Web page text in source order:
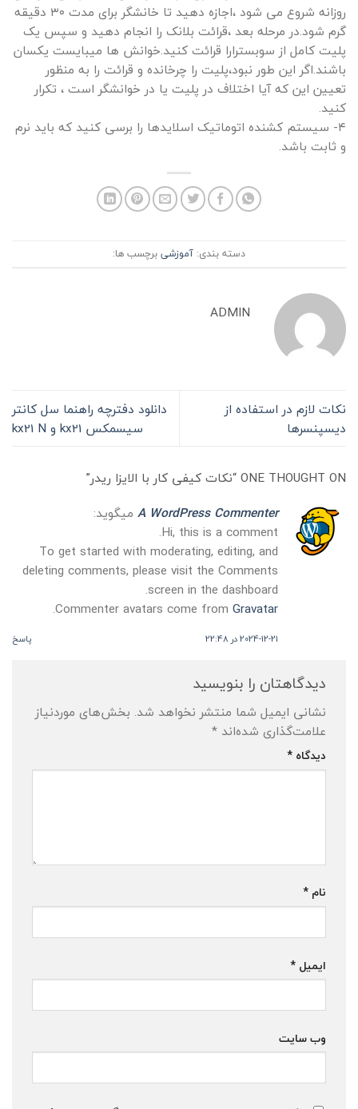
روزانه شروع می شود ،اجازه دهید تا خانشگر برای مدت ٣٠ دقیقه
گرم شود.در مرحله بعد ،قرائت بلانک را انجام دهید و سپس یک
پلیت کامل از سوبسترارا قرائت کنید.خوانش ها میبایست یکسان
باشند.اگر این طور نبود،پلیت را چرخانده و قرائت را به منظور
تعیین این که آیا اختلاف در پلیت یا در خوانشگر است ، تکرار
کنید.
۴- سیستم کشنده اتوماتیک اسلایدها را برسی کنید که باید نرم
و ثابت باشد.
دسته بندی: آموزشیبرچسب ها:
ADMIN
نکات لازم در استفاده از
دیسپنسرها
دانلود دفترچه راهنما سل کانتر
سیسمکس kx21 و kx21 N
ONE THOUGHT ON “ نکات کیفی کار با الایزا ریدر”
A WordPress Commenter میگوید:
Hi, this is a comment.
To get started with moderating, editing, and
deleting comments, please visit the Comments
screen in the dashboard.
Commenter avatars come from Gravatar
.
2024-12-21 در 22:48 پاسخ
دیدگاهتان را بنویسید
نشانی ایمیل شما منتشر نخواهد شد. بخش‌های موردنیاز
علامت‌گذاری شده‌اند *
دیدگاه *
نام *
ایمیل *
وب‌ سایت